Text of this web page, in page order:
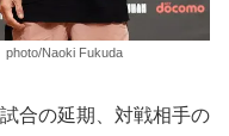
Naoki Fukuda
合の延期、対戦相手の